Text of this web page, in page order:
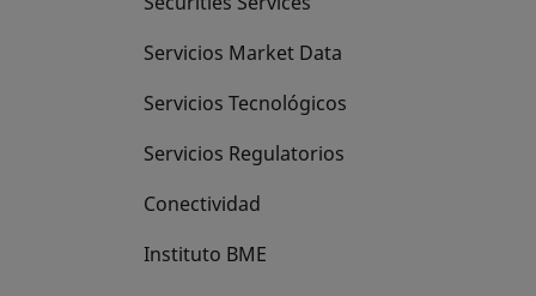
Servicios Market Data
Servicios Tecnológicos
Servicios Regulatorios
Conectividad
Instituto BME
se abre en una pestaña nueva